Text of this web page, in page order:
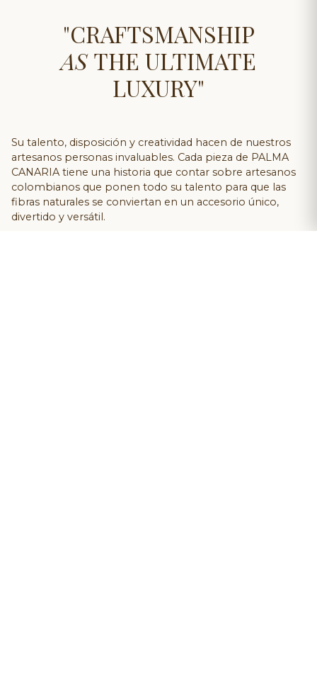
"CRAFTSMANSHIP
ASTHE ULTIMATE
LUXURY"
Su talento, disposición y creatividad hacen de nuestros
artesanos personas invaluables. Cada pieza de PALMA
CANARIA tiene una historia que contar sobre artesanos
colombianos que ponen todo su talento para que las
fibras naturales se conviertan en un accesorio único,
divertido y versátil.